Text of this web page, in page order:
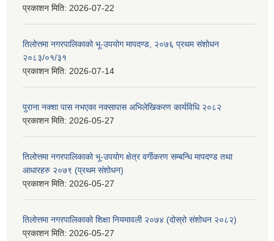
प्रकाशन मिति: 2026-07-22
तिलोत्तमा नगरपालिकाको भू-उपयोग मापदण्ड, २०७६ प्रथम संशोधन
२०८३/०१/३१
प्रकाशन मिति: 2026-07-14
पुराना नक्शा पास नभएका नक्सापास अभिलेखिकरण कार्यविधि २०८२
प्रकाशन मिति: 2026-05-27
तिलोत्तमा नगरपालिकाको भू-उपयोग क्षेत्र वर्गीकरण सम्बन्धि मापदण्ड तथा
आधारहरु २०७९ (प्रथम संशोधन)
प्रकाशन मिति: 2026-05-27
तिलोत्तमा नगरपालिकाको शिक्षा नियमावली २०७४ (दोस्रो संशोधन २०८२)
प्रकाशन मिति: 2026-05-27